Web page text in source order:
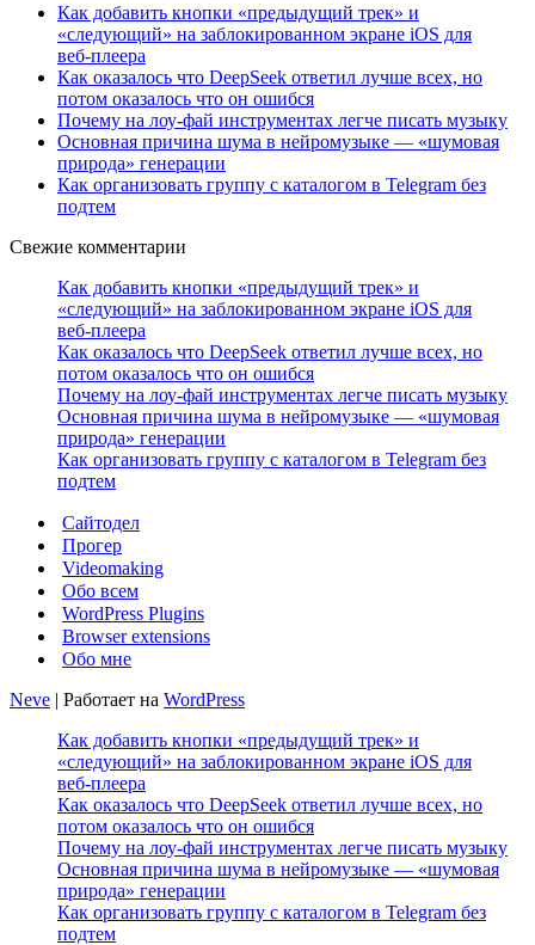
Как добавить кнопки «предыдущий трек» и
«следующий» на заблокированном экране iOS для
веб‑плеера
Как оказалось что DeepSeek ответил лучше всех, но
потом оказалось что он ошибся
Почему на лоу-фай инструментах легче писать музыку
Основная причина шума в нейромузыке — «шумовая
природа» генерации
Как организовать группу с каталогом в Telegram без
подтем
Свежие комментарии
Как добавить кнопки «предыдущий трек» и
«следующий» на заблокированном экране iOS для
веб‑плеера
Как оказалось что DeepSeek ответил лучше всех, но
потом оказалось что он ошибся
Почему на лоу-фай инструментах легче писать музыку
Основная причина шума в нейромузыке — «шумовая
природа» генерации
Как организовать группу с каталогом в Telegram без
подтем
Сайтодел
Прогер
Videomaking
Обо всем
WordPress Plugins
Browser extensions
Обо мне
Neve | Работает на WordPress
Как добавить кнопки «предыдущий трек» и
«следующий» на заблокированном экране iOS для
веб‑плеера
Как оказалось что DeepSeek ответил лучше всех, но
потом оказалось что он ошибся
Почему на лоу-фай инструментах легче писать музыку
Основная причина шума в нейромузыке — «шумовая
природа» генерации
Как организовать группу с каталогом в Telegram без
подтем